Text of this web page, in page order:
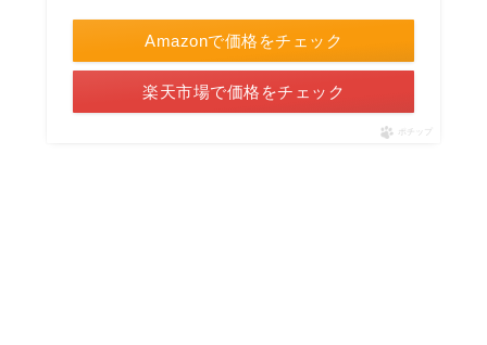
Amazonで価格をチェック
楽天市場で価格をチェック
ポチップ